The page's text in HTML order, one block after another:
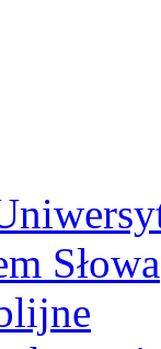
Słowa